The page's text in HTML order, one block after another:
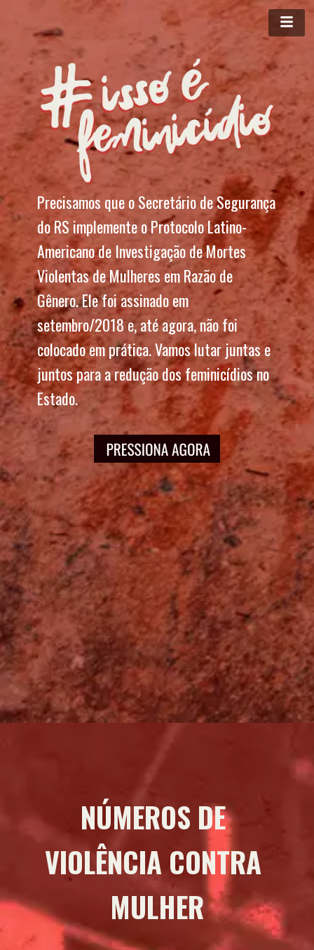
Precisamos que o Secretário de Segurança
do RS implemente o Protocolo Latino-
Americano de Investigação de Mortes
Violentas de Mulheres em Razão de
Gênero. Ele foi assinado em
setembro/2018 e, até agora, não foi
colocado em prática. Vamos lutar juntas e
juntos para a redução dos feminicídios no
Estado.
NÚMEROS DE
VIOLÊNCIA CONTRA
MULHER